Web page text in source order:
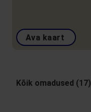
Ava kaart
Kõik omadused (17)